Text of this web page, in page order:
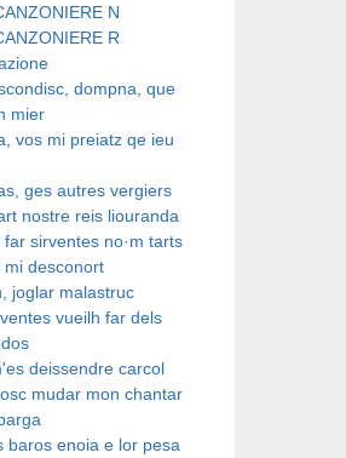
N
R
dompna, que
mier
vos mi preiatz qe ieu
ges autres vergiers
nostre reis liouranda
far sirventes no·m tarts
mi desconort
joglar malastruc
vueilh far dels
deissendre carcol
mudar mon chantar
baros enoia e lor pesa